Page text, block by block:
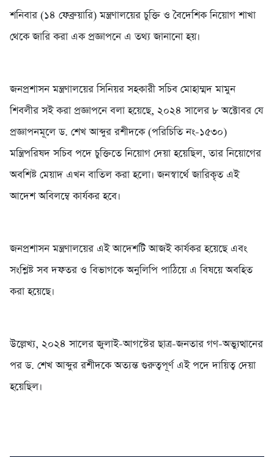
শনিবার (১৪ ফেব্রুয়ারি) মন্ত্রণালয়ের চুক্তি ও বৈদেশিক নিয়োগ শাখা
থেকে জারি করা এক প্রজ্ঞাপনে এ তথ্য জানানো হয়।
জনপ্রশাসন মন্ত্রণালয়ের সিনিয়র সহকারী সচিব মোহাম্মদ মামুন
শিবলীর সই করা প্রজ্ঞাপনে বলা হয়েছে, ২০২৪ সালের ৮ অক্টোবর যে
প্রজ্ঞাপনমূলে ড. শেখ আব্দুর রশীদকে (পরিচিতি নং-১৫৩০)
মন্ত্রিপরিষদ সচিব পদে চুক্তিতে নিয়োগ দেয়া হয়েছিল, তার নিয়োগের
অবশিষ্ট মেয়াদ এখন বাতিল করা হলো। জনস্বার্থে জারিকৃত এই
আদেশ অবিলম্বে কার্যকর হবে।
জনপ্রশাসন মন্ত্রণালয়ের এই আদেশটি আজই কার্যকর হয়েছে এবং
সংশ্লিষ্ট সব দফতর ও বিভাগকে অনুলিপি পাঠিয়ে এ বিষয়ে অবহিত
করা হয়েছে।
উল্লেখ্য, ২০২৪ সালের জুলাই-আগস্টের ছাত্র-জনতার গণ-অভ্যুত্থানের
পর ড. শেখ আব্দুর রশীদকে অত্যন্ত গুরুত্বপূর্ণ এই পদে দায়িত্ব দেয়া
হয়েছিল।